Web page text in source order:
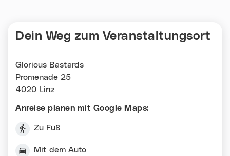
Dein Weg zum Veranstaltungsort
Glorious Bastards
Promenade 25
4020 Linz
Anreise planen mit Google Maps:
Zu Fuß
Mit dem Auto